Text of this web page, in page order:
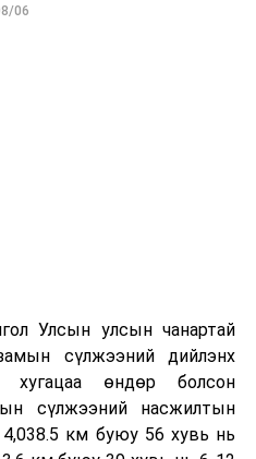
байгуулах гэмт хэрэгт
хүйтэн
06
Улсын улсын чанартай
сүлжээний дийлэнх
хугацаа өндөр болсон
сүлжээний насжилтын
4,038.5 км буюу 56 хувь нь